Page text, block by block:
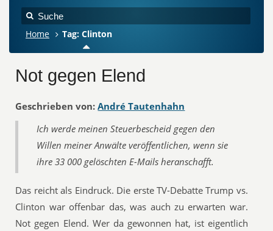
Home Tag: Clinton
Not gegen Elend
Geschrieben von: André Tautenhahn
Ich werde meinen Steuerbescheid gegen den
Willen meiner Anwälte veröffentlichen, wenn sie
ihre33 000 gelöschten E-Mails heranschafft.
Das reicht als Eindruck. Die erste TV-Debatte Trump vs.
Clinton war offenbar das, was auch zu erwarten war.
Not gegen Elend. Wer da gewonnen hat, ist eigentlich